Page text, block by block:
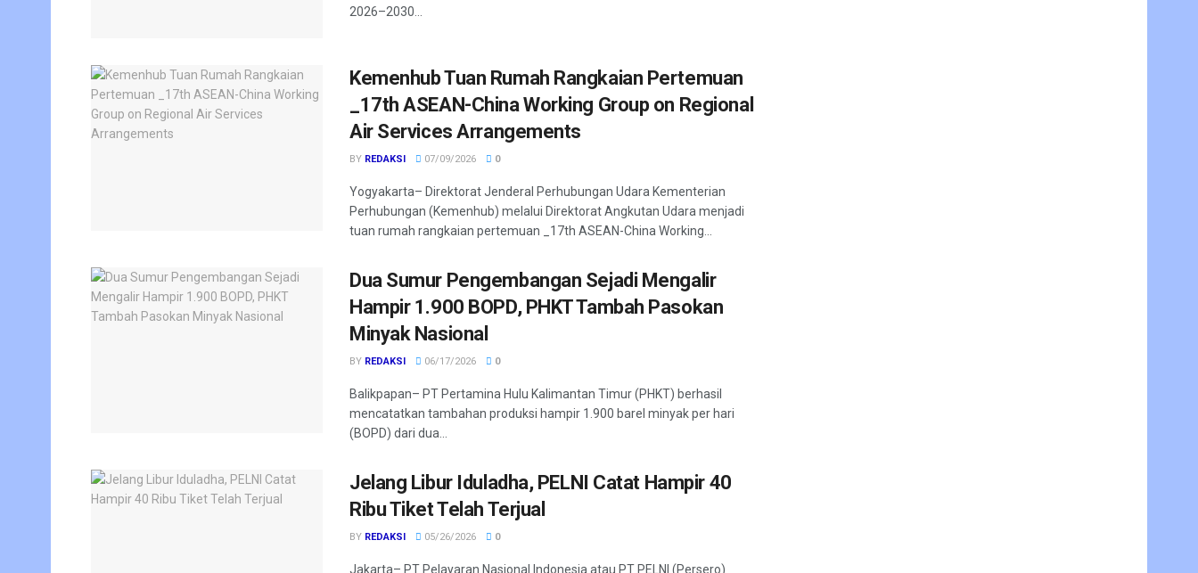
2026–2030...
Kemenhub Tuan Rumah Rangkaian Pertemuan
_17th ASEAN-China Working Group on Regional
Air Services Arrangements
BY REDAKSI 07/09/2026 0
Yogyakarta– Direktorat Jenderal Perhubungan Udara Kementerian
Perhubungan (Kemenhub) melalui Direktorat Angkutan Udara menjadi
tuan rumah rangkaian pertemuan _17th ASEAN-China Working...
Dua Sumur Pengembangan Sejadi Mengalir
Hampir 1.900 BOPD, PHKT Tambah Pasokan
Minyak Nasional
BY REDAKSI 06/17/2026 0
Balikpapan– PT Pertamina Hulu Kalimantan Timur (PHKT) berhasil
mencatatkan tambahan produksi hampir 1.900 barel minyak per hari
(BOPD) dari dua...
Jelang Libur Iduladha, PELNI Catat Hampir 40
Ribu Tiket Telah Terjual
BY REDAKSI 05/26/2026 0
Jakarta– PT Pelayaran Nasional Indonesia atau PT PELNI (Persero)